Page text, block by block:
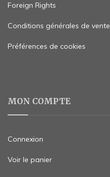
Foreign Rights
Conditions générales de vente
Préférences de cookies
MON COMPTE
Connexion
Voir le panier